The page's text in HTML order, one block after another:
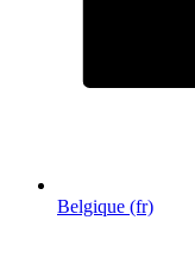
Belgique (fr)